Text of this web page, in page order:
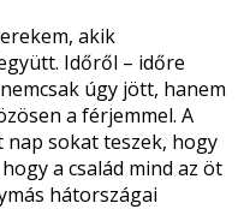
akik
Időről – időre
úgy jött, hanem
a férjemmel. A
nap sokat teszek, hogy
a család mind az öt
hátországai